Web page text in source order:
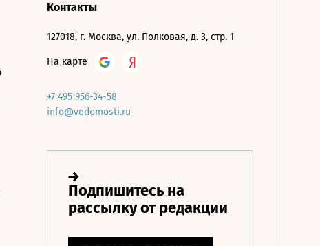
Контакты
127018, г. Москва, ул. Полковая, д. 3, стр. 1
На карте
+7 495 956-34-58
info@vedomosti.ru